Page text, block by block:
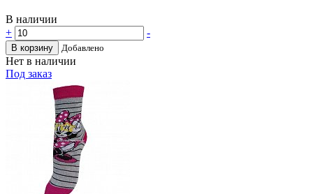
В наличии
+
-
В корзину Добавлено
Нет в наличии
Под заказ